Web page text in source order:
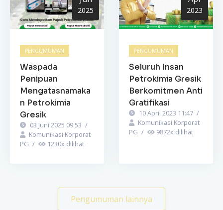
2025
PENGUMUMAN
Waspada
Penipuan
Mengatasnamaka
n Petrokimia
Gresik
03 Juni 2025 09:53 /
Komunikasi Korporat
PG / 1230x dilihat
2023
PENGUMUMAN
Seluruh Insan
Petrokimia Gresik
Berkomitmen Anti
Gratifikasi
10 April 2023 11:47 /
Komunikasi Korporat
PG / 9872x dilihat
Pengumuman lainnya